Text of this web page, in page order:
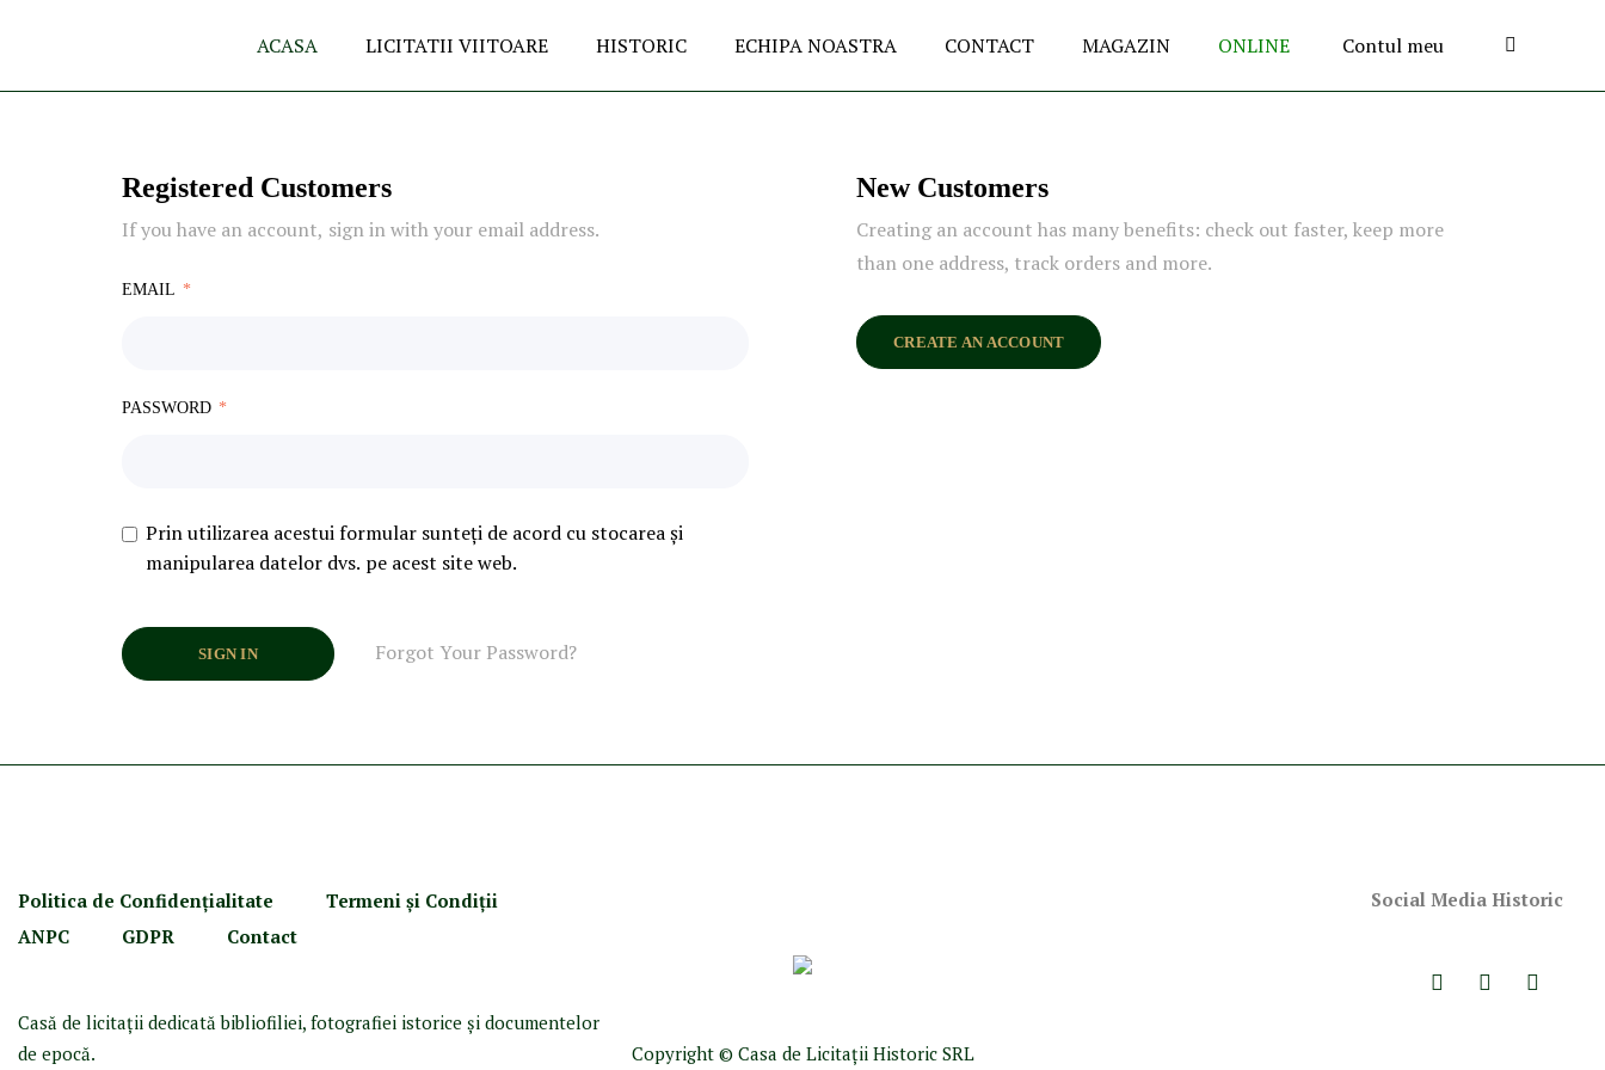
ACASA LICITATII VIITOARE HISTORIC ECHIPA NOASTRA CONTACT MAGAZIN ONLINE Contul meu
Registered Customers
If you have an account, sign in with your email address.
EMAIL
PASSWORD
Prin utilizarea acestui formular sunteți de acord cu stocarea și
manipularea datelor dvs. pe acest site web.
SIGN IN Forgot Your Password?
New Customers
Creating an account has many benefits: check out faster, keep more
than one address, track orders and more.
CREATE AN ACCOUNT
Politica de Confidenţialitate
Termeni şi Condiţii
ANPC
GDPR Contact
Casă de licitaţii dedicată bibliofiliei, fotografiei istorice şi documentelor
de epocă.
Copyright © Casa de Licitaţii Historic SRL
Social Media Historic